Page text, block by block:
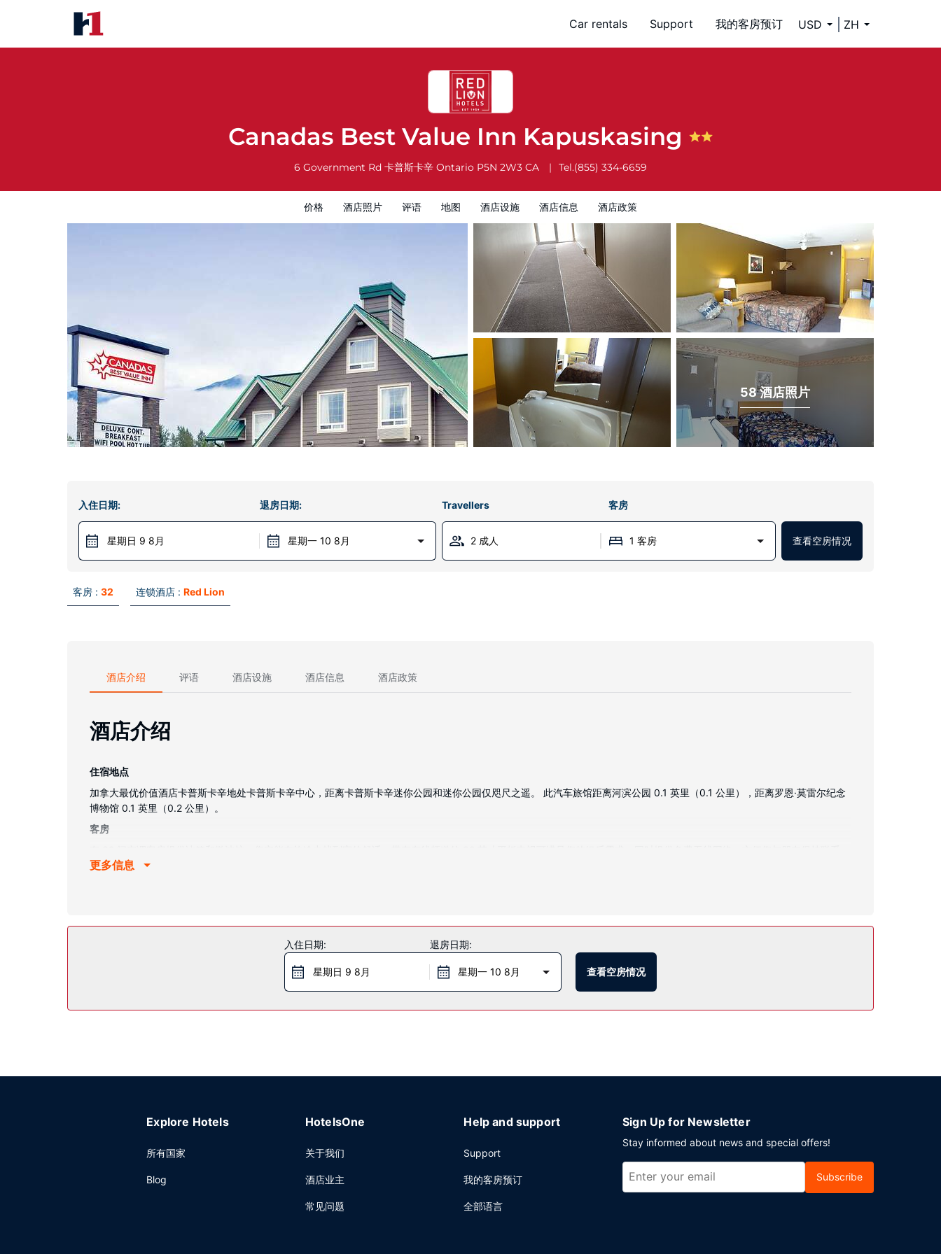
Car rentals Support 我的客房预订 USD ZH
Canadas Best Value Inn Kapuskasing
6 Government Rd 卡普斯卡辛 Ontario P5N 2W3 CA Tel.(855) 334-6659
价格 酒店照片 评语 地图 酒店设施 酒店信息 酒店政策
58 酒店照片
入住日期:
星期日 9 8月
退房日期:
星期一 10 8月
Travellers 客房
2 成人 1 客房 查看空房情况
客房 : 32 连锁酒店 : Red Lion
酒店介绍 评语 酒店设施 酒店信息 酒店政策
酒店介绍
住宿地点
加拿大最优价值酒店卡普斯卡辛地处卡普斯卡辛中心，距离卡普斯卡辛迷你公园和迷你公园仅咫尺之遥。 此汽车旅馆距离河滨公园 0.1 英里（0.1 公里），距离罗恩·莫雷尔纪念
博物馆 0.1 英里（0.2 公里）。
客房
浴室提供免费洗浴用品和吹风机。便利设施包括书桌和免费瓶装水，以及带有免费市内通话的电话。
餐厅
您可享受汽车旅馆的客房送餐服务。每日提供免费的欧式早餐。
特色服务/设施包括洗衣设施和自动售货机。酒店提供免费自助停车。
更多信息
入住日期:
星期日 9 8月
退房日期:
星期一 10 8月 查看空房情况
Explore Hotels
所有国家
Blog
HotelsOne
关于我们
酒店业主
常见问题
Help and support
Support
我的客房预订
全部语言
Sign Up for Newsletter
Stay informed about news and special offers!
Subscribe